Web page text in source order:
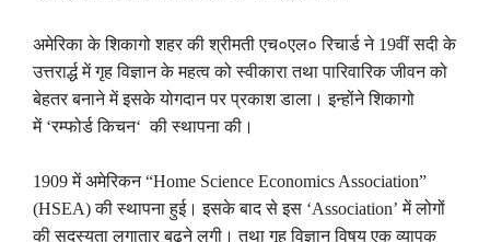
अमेरिका के शिकागो शहर की श्रीमती एच०एल० रिचार्ड ने 19वीं सदी के
उत्तरार्द्ध में गृह विज्ञान के महत्व को स्वीकारा तथा पारिवारिक जीवन को
बेहतर बनाने में इसके योगदान पर प्रकाश डाला। इन्होंने शिकागो
में ‘रम्फोर्ड किचन‘की स्थापना की।
1909में अमेरिकन “Home Science Economics Association”
(HSEA)की स्थापना हुई। इसके बाद से इस ‘Association’में लोगों
की सदस्यता लगातार बढ़ने लगी। तथा गृह विज्ञान विषय एक व्यापक